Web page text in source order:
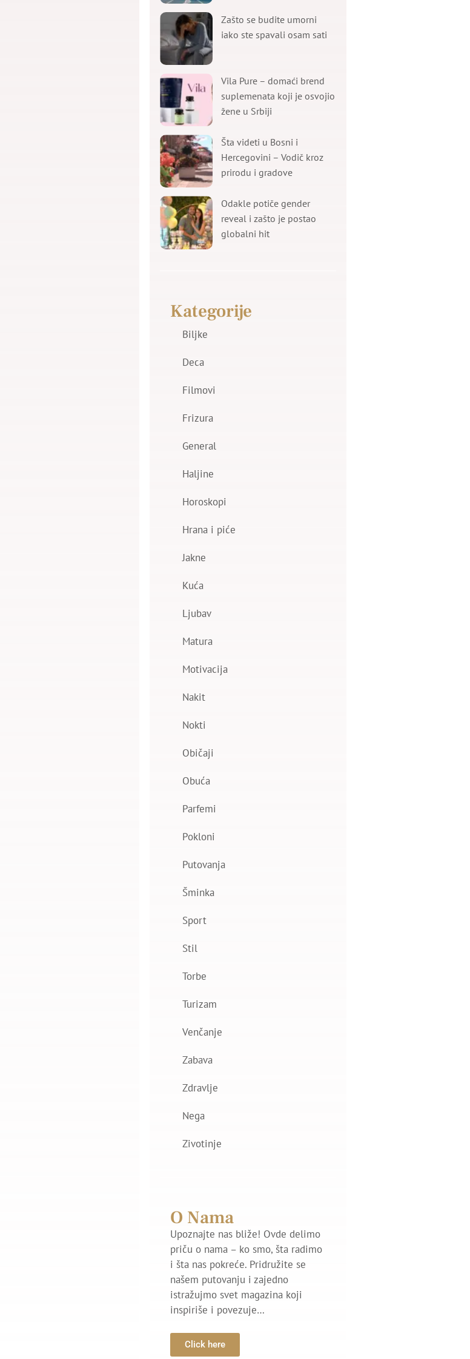
Zašto se budite umorni
iako ste spavali osam sati
Vila Pure – domaći brend
suplemenata koji je osvojio
žene u Srbiji
Šta videti u Bosni i
Hercegovini – Vodič kroz
prirodu i gradove
Odakle potiče gender
reveal i zašto je postao
globalni hit
Kategorije
Biljke
Deca
Filmovi
Frizura
General
Haljine
Horoskopi
Hrana i piće
Jakne
Kuća
Ljubav
Matura
Motivacija
Nakit
Nokti
Običaji
Obuća
Parfemi
Pokloni
Putovanja
Šminka
Sport
Stil
Torbe
Turizam
Venčanje
Zabava
Zdravlje
Nega
Zivotinje
O Nama
Upoznajte nas bliže! Ovde delimo
priču o nama – ko smo, šta radimo
i šta nas pokreće. Pridružite se
našem putovanju i zajedno
istražujmo svet magazina koji
inspiriše i povezuje…
Click here